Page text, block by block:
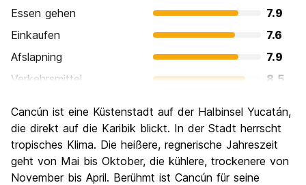
Essen gehen
7.9
Einkaufen
7.6
Afslapning
7.9
Verkehrsmittel
8.5
Kultur
6.4
Nachtleben / Party
8.5
Preis-Leistungsverhältnis
6.7
Cancún ist eine Küstenstadt auf der Halbinsel Yucatán,
die direkt auf die Karibik blickt. In der Stadt herrscht
tropisches Klima. Die heißere, regnerische Jahreszeit
geht von Mai bis Oktober, die kühlere, trockenere von
November bis April. Berühmt ist Cancún für seine